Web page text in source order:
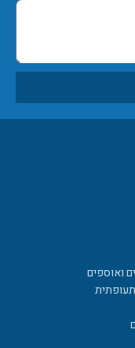
ואוספים